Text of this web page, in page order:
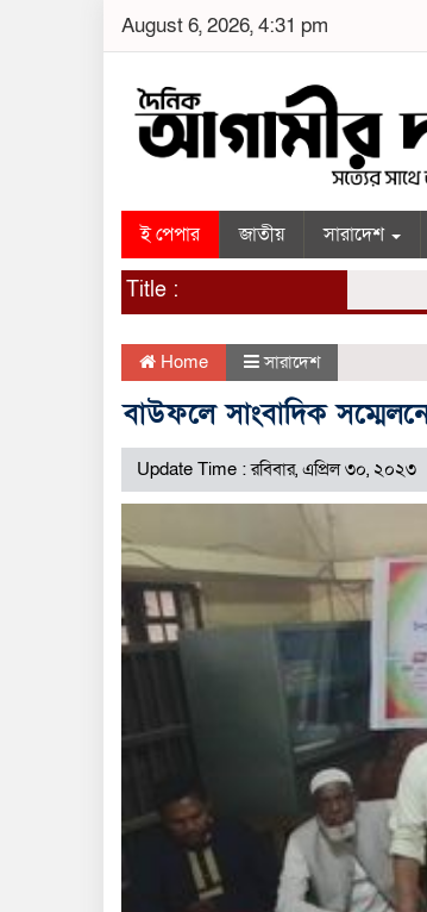
August 6, 2026, 4:31 pm
ই পেপার জাতীয় সারাদেশ
Title :
Home সারাদেশ
বাউফলে সাংবাদিক
Update Time : রবিবার, এপ্রিল ৩০, ২০২৩